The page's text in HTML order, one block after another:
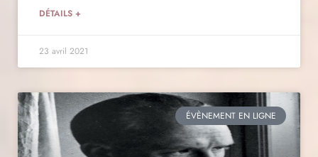
DÉTAILS +
23 avril 2021
ÉVÈNEMENT EN LIGNE